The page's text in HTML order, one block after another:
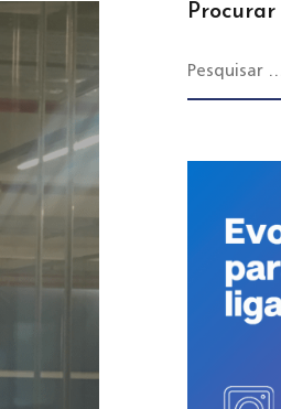
Procurar